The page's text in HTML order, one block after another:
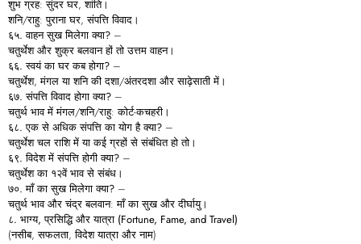
शुभ ग्रह: सुंदर घर, शांति।
शनि/राहु: पुराना घर, संपत्ति विवाद।
६५.वाहनसुखमिलेगाक्या? –
चतुर्थेश और शुक्र बलवान हों तो उत्तम वाहन।
६६.स्वयंकाघरकबहोगा? –
चतुर्थेश, मंगल या शनि की दशा/अंतरदशा और साढ़ेसाती में।
६७.संपत्तिविवादहोगाक्या? –
चतुर्थ भाव में मंगल/शनि/राहु: कोर्ट-कचहरी।
६८.एकसे अधिकसंपत्तिकायोगहैक्या? –
चतुर्थेश चल राशि में या कई ग्रहों से संबंधित हो तो।
६९.विदेशमेंसंपत्तिहोगीक्या? –
चतुर्थेश का १२वें भाव से संबंध।
७०.माँकासुखमिलेगाक्या? –
चतुर्थ भाव और चंद्र बलवान: माँ का सुख और दीर्घायु।
८. भाग्य,प्रसिद्धिऔरयात्रा (Fortune, Fame, and Travel)
(नसीब, सफलता, विदेश यात्रा और नाम)